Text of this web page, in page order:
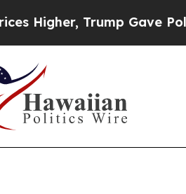
Trump Gave